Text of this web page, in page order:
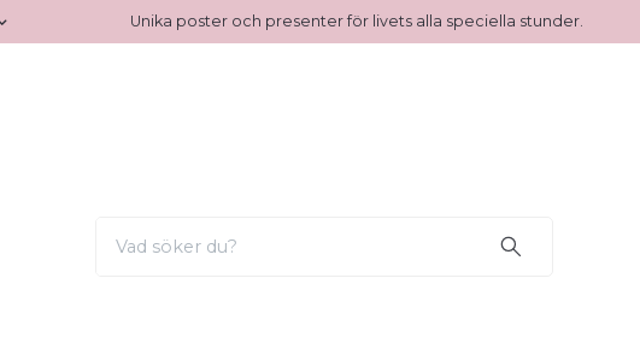
Unika poster och presenter för livets alla speciella stunder.